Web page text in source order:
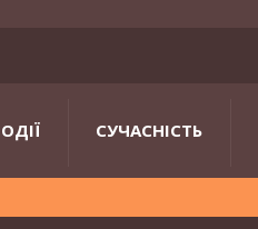
СУЧАСНІСТЬ